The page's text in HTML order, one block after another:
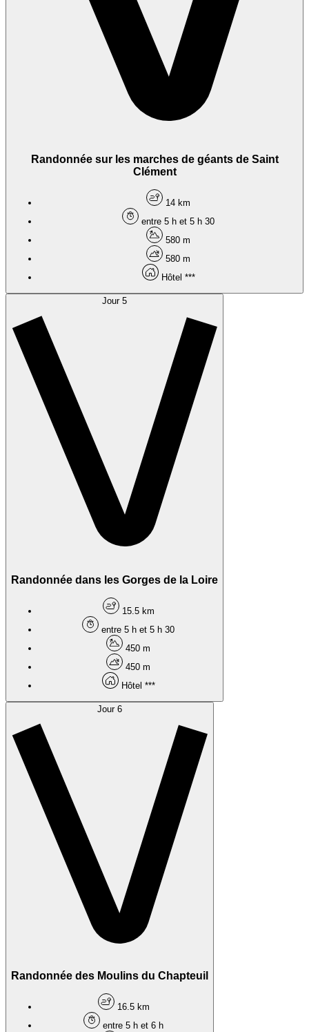
Randonnée sur les marches de géants de Saint
Clément
14 km
entre 5 h et 5 h 30
580 m
580 m
Hôtel ***
Jour 5
Randonnée dans les Gorges de la Loire
15.5 km
entre 5 h et 5 h 30
450 m
450 m
Hôtel ***
Jour 6
Randonnée des Moulins du Chapteuil
16.5 km
entre 5 h et 6 h